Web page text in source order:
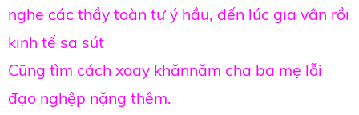
nghe các thầy toàn tự ý hầu, đến lúc gia vận rồi
kinh tế sa sút
Cũng tìm cách xoay khănnăm cha ba mẹ lỗi
đạo nghệp nặng thêm.